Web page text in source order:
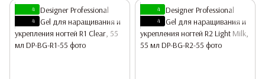
4
4
4
4